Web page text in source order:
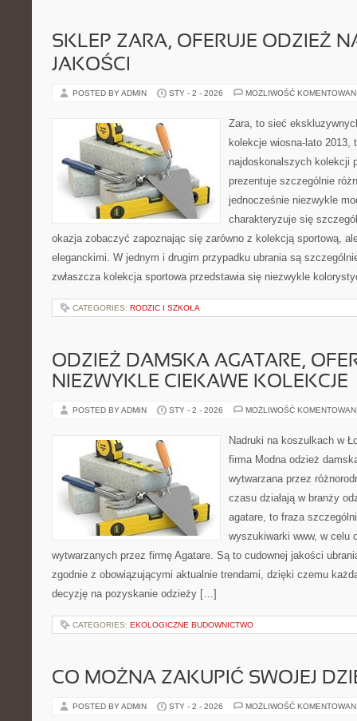
SKLEP ZARA, OFERUJE ODZIEŻ
JAKOŚCI
POSTED BY ADMIN STY - 2 - 2026 MOŻLIWOŚĆ
Zara, to sieć
kolekcje wiosna-lato 2013,
najdoskonalszych kolekcji
prezentuje szczególnie
jednocześnie niezwykle
charakteryzuje się
okazja zobaczyć zapoznając się zarówno z kolekcją sportową,
eleganckimi. W jednym i drugim przypadku ubrania są
zwłaszcza kolekcja sportowa przedstawia się niezwykle
CATEGORIES: RODZIC I SZKOŁA
ODZIEŻ DAMSKA AGATARE,
NIEZWYKLE CIEKAWE KOLEKCJE
POSTED BY ADMIN STY - 2 - 2026 MOŻLIWOŚĆ
Nadruki na koszulkach w
firma Modna odzież
wytwarzana przez
czasu działają w branży
agatare, to fraza
wyszukiwarki www, w celu
wytwarzanych przez firmę Agatare. Są to cudownej jakości
zgodnie z obowiązującymi aktualnie trendami, dzięki czemu
decyzję na pozyskanie odzieży […]
CATEGORIES: EKOLOGICZNE BUDOWNICTWO
CO MOŻNA ZAKUPIĆ SWOJEJ
POSTED BY ADMIN STY - 2 - 2026 MOŻLIWOŚĆ